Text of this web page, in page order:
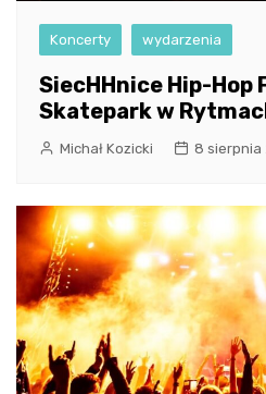
Koncerty wydarzenia
SiecHHnice Hip-Hop
Skatepark w
Michał Kozicki 8 sierpnia